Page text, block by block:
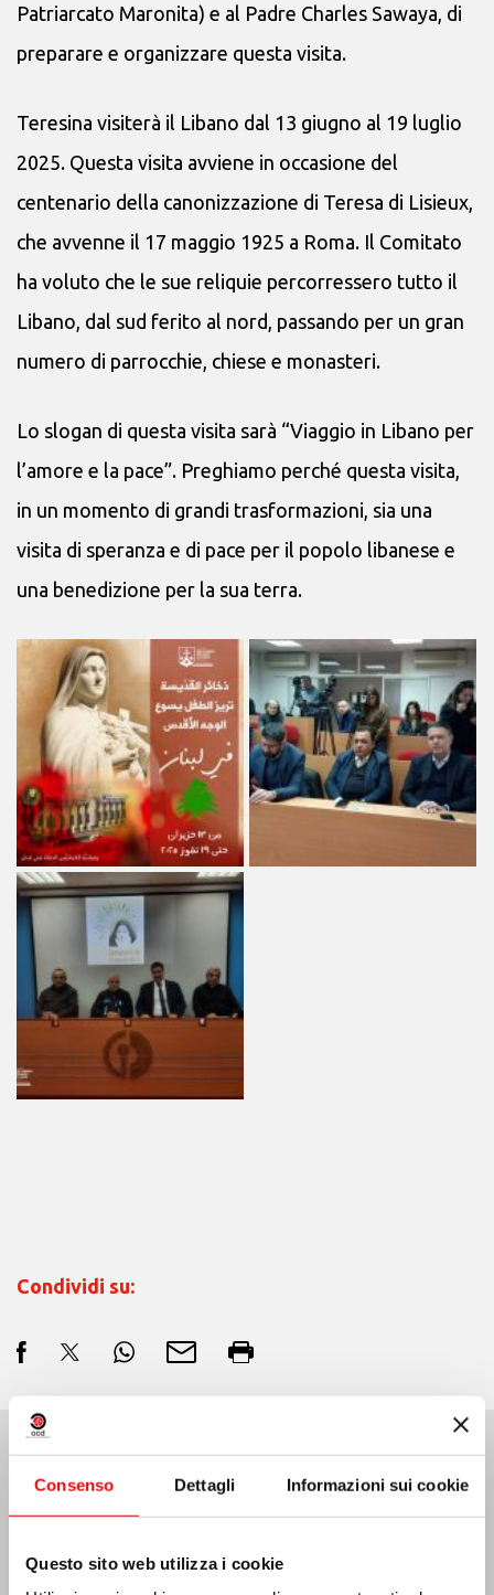
Consenso Dettagli Informazioni sui cookie
Questo sito web utilizza i cookie
Patriarcato Maronita) e al Padre Charles Sawaya, di
preparare e organizzare questa visita.
Teresina visiterà il Libano dal 13 giugno al 19 luglio
2025. Questa visita avviene in occasione del
centenario della canonizzazione di Teresa di Lisieux,
che avvenne il 17 maggio 1925 a Roma. Il Comitato
ha voluto che le sue reliquie percorressero tutto il
Libano, dal sud ferito al nord, passando per un gran
numero di parrocchie, chiese e monasteri.
Lo slogan di questa visita sarà “Viaggio in Libano per
l’amore e la pace”. Preghiamo perché questa visita,
in un momento di grandi trasformazioni, sia una
visita di speranza e di pace per il popolo libanese e
una benedizione per la sua terra.
Condividi su:
Ultime Notizie: